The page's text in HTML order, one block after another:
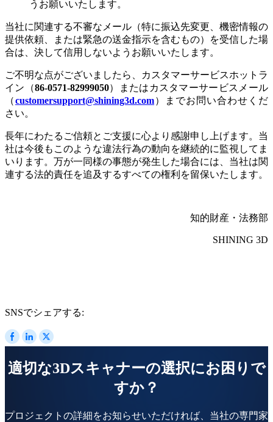
後処理
FabWash
FabCure N2NEW
FabCure 2
すべてのデンタル製品を見る
デモ予約
うお願いいたします。
当社に関連する不審なメール（特に振込先変更、機密情報の
提供依頼、または緊急の送金指示を含むもの）を受信した場
合は、決して信用しないようお願いいたします。
ご不明な点がございましたら、カスタマーサービスホットラ
イン（86-0571-82999050）またはカスタマーサービスメール
（customersupport@shining3d.com）までお問い合わせくだ
さい。
長年にわたるご信頼とご支援に心より感謝申し上げます。当
社は今後もこのような違法行為の動向を継続的に監視してま
いります。万が一同様の事態が発生した場合には、当社は関
連する法的責任を追及するすべての権利を留保いたします。
知的財産・法務部
SHINING 3D
SNSでシェアする:
適切な3Dスキャナーの選択にお困りで
すか？
プロジェクトの詳細をお知らせいただければ、当社の専門家